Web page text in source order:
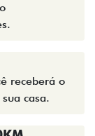
receberá o
casa.